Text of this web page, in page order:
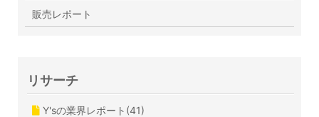
販売レポート
リサーチ
Y'sの業界レポート(41)